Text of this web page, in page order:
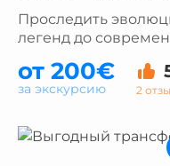
Проследить
легенд до
от 200€
2
за экскурсию